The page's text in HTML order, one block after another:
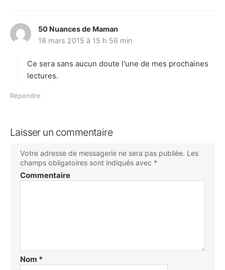
50 Nuances de Maman
:
18 mars 2015 à 15 h 56 min
Ce sera sans aucun doute l'une de mes prochaines
lectures.
Répondre
Laisser un commentaire
Votre adresse de messagerie ne sera pas publiée. Les
champs obligatoires sont indiqués avec *
Commentaire
Nom *